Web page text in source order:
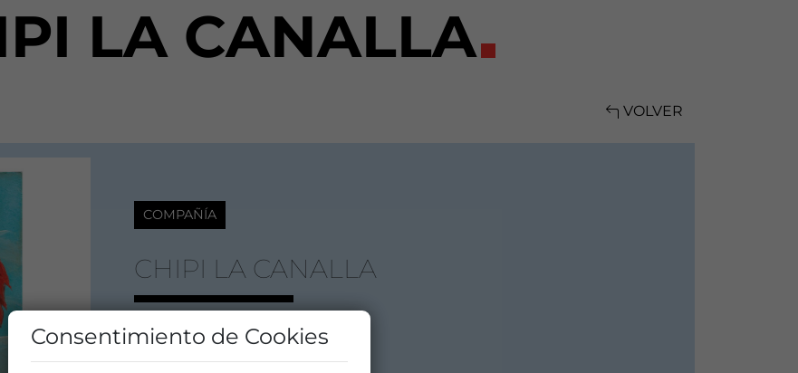
LA CANALLA
VOLVER
COMPAÑÍA
CHIPI LA CANALLA
41002 Sevilla
Sevilla
Consentimiento de Cookies